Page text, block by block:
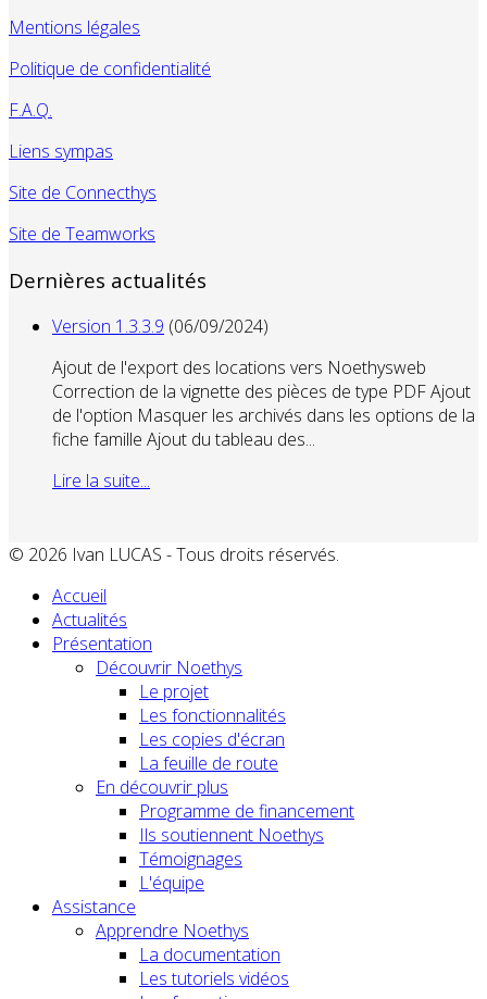
Mentions légales
Politique de confidentialité
F.A.Q.
Liens sympas
Site de Connecthys
Site de Teamworks
Dernières actualités
Version 1.3.3.9 (06/09/2024)
Ajout de l'export des locations vers Noethysweb
Correction de la vignette des pièces de type PDF Ajout
de l'option Masquer les archivés dans les options de la
fiche famille Ajout du tableau des...
Lire la suite...
© 2026 Ivan LUCAS - Tous droits réservés.
Accueil
Actualités
Présentation
Découvrir Noethys
Le projet
Les fonctionnalités
Les copies d'écran
La feuille de route
En découvrir plus
Programme de financement
Ils soutiennent Noethys
Témoignages
L'équipe
Assistance
Apprendre Noethys
La documentation
Les tutoriels vidéos